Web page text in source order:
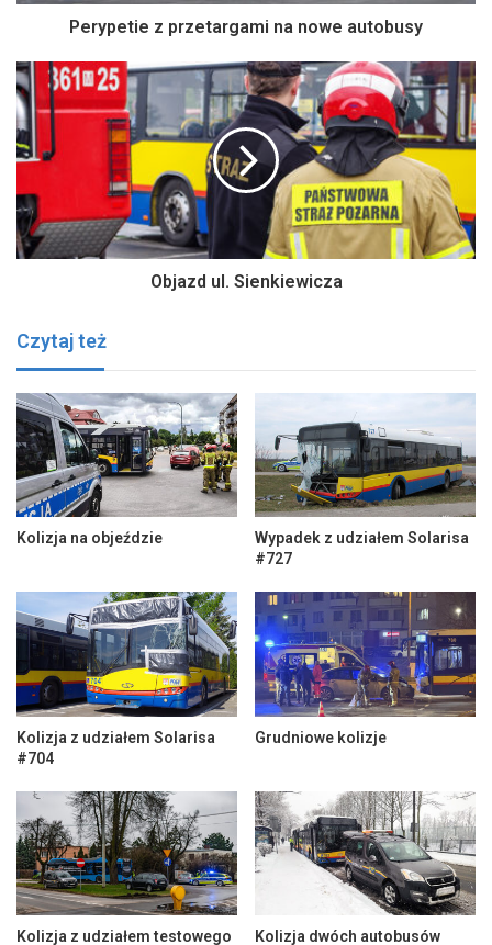
Perypetie z przetargami na nowe autobusy
Objazd ul. Sienkiewicza
Czytaj też
Kolizja na objeździe
Wypadek z udziałem Solarisa
#727
Kolizja z udziałem Solarisa
#704
Grudniowe kolizje
Kolizja z udziałem testowego Kolizja dwóch autobusów